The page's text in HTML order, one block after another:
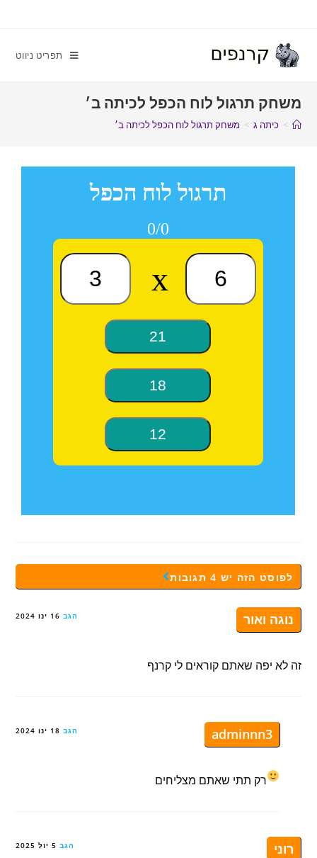
תפריט ניווט
משחק תרגול לוח הכפל לכיתה ב׳
> כיתה ג > משחק תרגול לוח הכפל לכיתה ב׳
לפוסט הזה יש 4 תגובות
נוגה ואור הגב 16 ינו 2024
זה לא יפה שאתם קוראים לי קרנף
adminnn3 הגב 18 ינו 2024
רק תתי שאתם מצליחים
רוני הגב 5 יול 2025